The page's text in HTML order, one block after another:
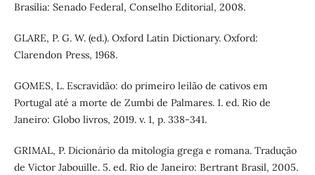
Brasília: Senado Federal, Conselho Editorial, 2008.
GLARE, P. G. W. (ed.). Oxford Latin Dictionary. Oxford:
Clarendon Press, 1968.
GOMES, L. Escravidão: do primeiro leilão de cativos em
Portugal até a morte de Zumbi de Palmares. 1. ed. Rio de
Janeiro: Globo livros, 2019. v. 1, p. 338-341.
GRIMAL, P. Dicionário da mitologia grega e romana. Tradução
de Victor Jabouille. 5. ed. Rio de Janeiro: Bertrant Brasil, 2005.